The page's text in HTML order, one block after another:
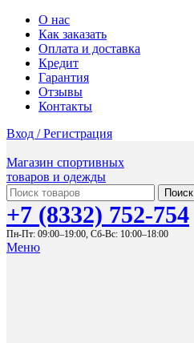
О нас
Как заказать
Оплата и доставка
Кредит
Гарантия
Отзывы
Контакты
Вход / Регистрация
Магазин спортивных
товаров и одежды
Поиск
+7 (8332) 752-754
Пн-Пт: 09:00–19:00, Сб-Вс: 10:00–18:00
Меню